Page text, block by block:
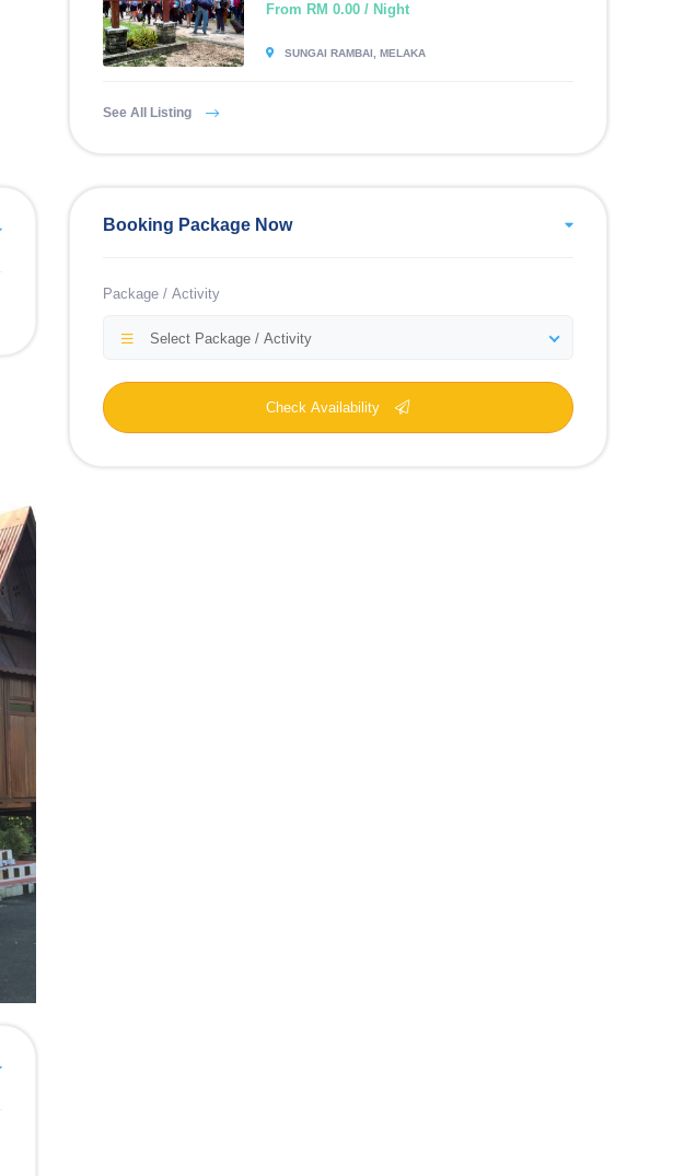
From RM 0.00 / Night
SUNGAI RAMBAI, MELAKA
See All Listing
Booking Package Now
Package / Activity
Select Package / Activity
Check Availability